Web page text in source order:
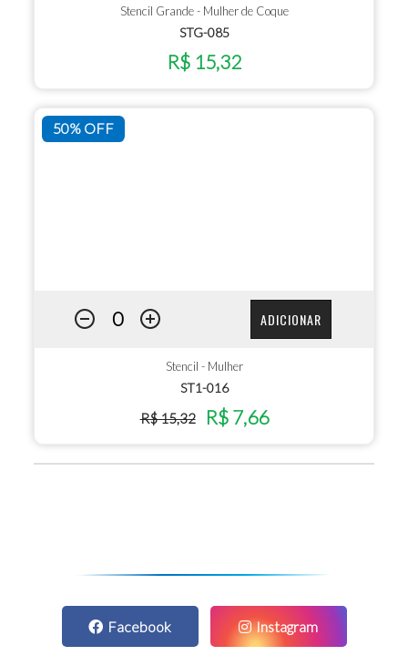
Stencil Grande - Mulher de Coque
STG-085
R$ 15,32
50% OFF
ADICIONAR
Stencil - Mulher
ST1-016
R$ 15,32 R$ 7,66
Facebook Instagram